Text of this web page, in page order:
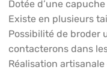
Dotée d’une
Existe en plusieurs
Possibilité de broder
contacterons dans
Réalisation